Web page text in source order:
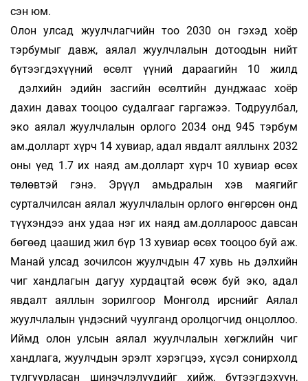
сэн юм.
Олон улсад жуулчлагчийн тоо 2030 он гэ­хэд хоёр
тэрбумыг давж, аялал жуулчлалын дотоодын нийт
бүтээгдэхүүний өсөлт үүний дараагийн 10 жилд
дэлхийн эдийн засгийн өсөлтийн дунджаас хоёр
дахин давах тооцоо судалгааг гаргажээ. Тод­руулбал,
эко аялал жуулчлалын орлого 2034 онд 945 тэрбум
ам.долларт хүрч 14 хувиар, адал явдалт аяллынх 2032
оны үед 1.7 их наяд ам.долларт хүрч 10 хувиар өсөх
төлөвтэй гэнэ. Эрүүл амьдралын хэв маягийг
сурталчилсан аялал жуулчлалын ор­лого өнгөрсөн онд
түүхэндээ анх удаа нэг их наяд ам.доллароос давсан
бөгөөд цаашид жил бүр 13 хувиар өсөх тооцоо буй аж.
Манай улсад зо­чил­сон жуулчдын 47 хувь нь дэлхийн
чиг ханд­лагын дагуу хурдацтай өсөж буй эко, адал
явдалт аяллын зорилгоор Монголд ирснийг Аялал
жуулч­лалын үндэсний чуулганд оролцогчид онцоллоо.
Иймд олон улсын аялал жуулчлалын хөгжлийн чиг
хандлага, жуулчдын эрэлт хэрэгцээ, хүсэл со­нир­холд
тулгуурласан ши­нэчлэлүүдийг хийж, бү­тээгдэхүүн,